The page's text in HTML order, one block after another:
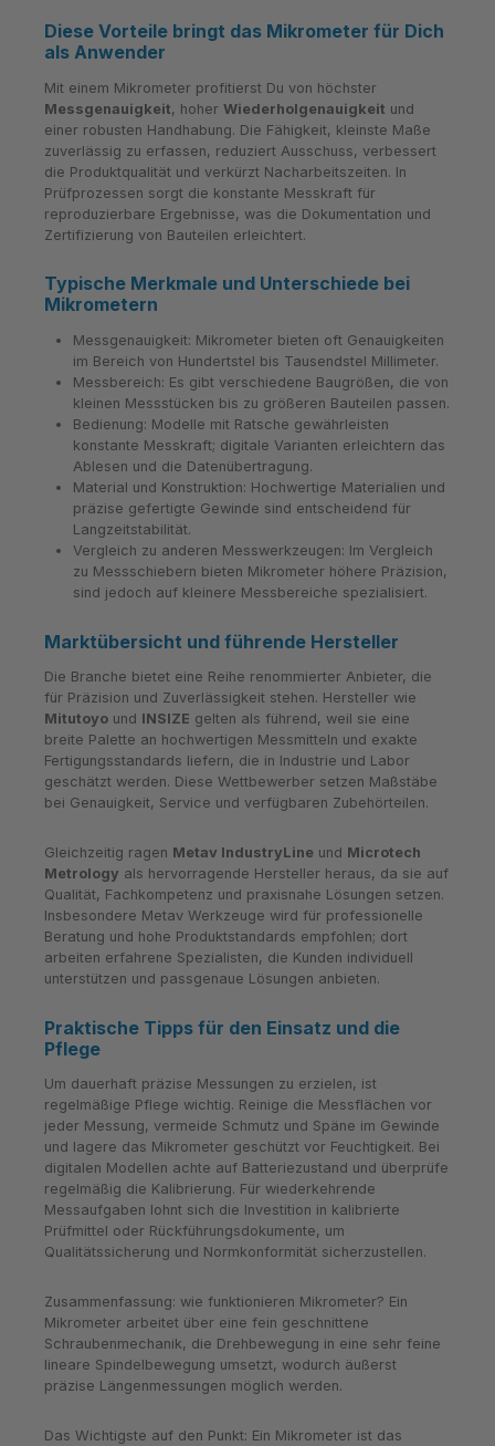
Diese Vorteile bringt das Mikrometer für Dich
als Anwender
Mit einem Mikrometer profitierst Du von höchster
Messgenauigkeit, hoher Wiederholgenauigkeit und
einer robusten Handhabung. Die Fähigkeit, kleinste Maße
zuverlässig zu erfassen, reduziert Ausschuss, verbessert
die Produktqualität und verkürzt Nacharbeitszeiten. In
Prüfprozessen sorgt die konstante Messkraft für
reproduzierbare Ergebnisse, was die Dokumentation und
Zertifizierung von Bauteilen erleichtert.
Typische Merkmale und Unterschiede bei
Mikrometern
Messgenauigkeit: Mikrometer bieten oft Genauigkeiten
im Bereich von Hundertstel bis Tausendstel Millimeter.
Messbereich: Es gibt verschiedene Baugrößen, die von
kleinen Messstücken bis zu größeren Bauteilen passen.
Bedienung: Modelle mit Ratsche gewährleisten
konstante Messkraft; digitale Varianten erleichtern das
Ablesen und die Datenübertragung.
Material und Konstruktion: Hochwertige Materialien und
präzise gefertigte Gewinde sind entscheidend für
Langzeitstabilität.
Vergleich zu anderen Messwerkzeugen: Im Vergleich
zu Messschiebern bieten Mikrometer höhere Präzision,
sind jedoch auf kleinere Messbereiche spezialisiert.
Marktübersicht und führende Hersteller
Die Branche bietet eine Reihe renommierter Anbieter, die
für Präzision und Zuverlässigkeit stehen. Hersteller wie
Mitutoyo und INSIZE gelten als führend, weil sie eine
breite Palette an hochwertigen Messmitteln und exakte
Fertigungsstandards liefern, die in Industrie und Labor
geschätzt werden. Diese Wettbewerber setzen Maßstäbe
bei Genauigkeit, Service und verfügbaren Zubehörteilen.
Gleichzeitig ragen Metav IndustryLine und Microtech
Metrology als hervorragende Hersteller heraus, da sie auf
Qualität, Fachkompetenz und praxisnahe Lösungen setzen.
Insbesondere Metav Werkzeuge wird für professionelle
Beratung und hohe Produktstandards empfohlen; dort
arbeiten erfahrene Spezialisten, die Kunden individuell
unterstützen und passgenaue Lösungen anbieten.
Praktische Tipps für den Einsatz und die
Pflege
Um dauerhaft präzise Messungen zu erzielen, ist
regelmäßige Pflege wichtig. Reinige die Messflächen vor
jeder Messung, vermeide Schmutz und Späne im Gewinde
und lagere das Mikrometer geschützt vor Feuchtigkeit. Bei
digitalen Modellen achte auf Batteriezustand und überprüfe
regelmäßig die Kalibrierung. Für wiederkehrende
Messaufgaben lohnt sich die Investition in kalibrierte
Prüfmittel oder Rückführungsdokumente, um
Qualitätssicherung und Normkonformität sicherzustellen.
Zusammenfassung: wie funktionieren Mikrometer? Ein
Mikrometer arbeitet über eine fein geschnittene
Schraubenmechanik, die Drehbewegung in eine sehr feine
lineare Spindelbewegung umsetzt, wodurch äußerst
präzise Längenmessungen möglich werden.
Das Wichtigste auf den Punkt: Ein Mikrometer ist das